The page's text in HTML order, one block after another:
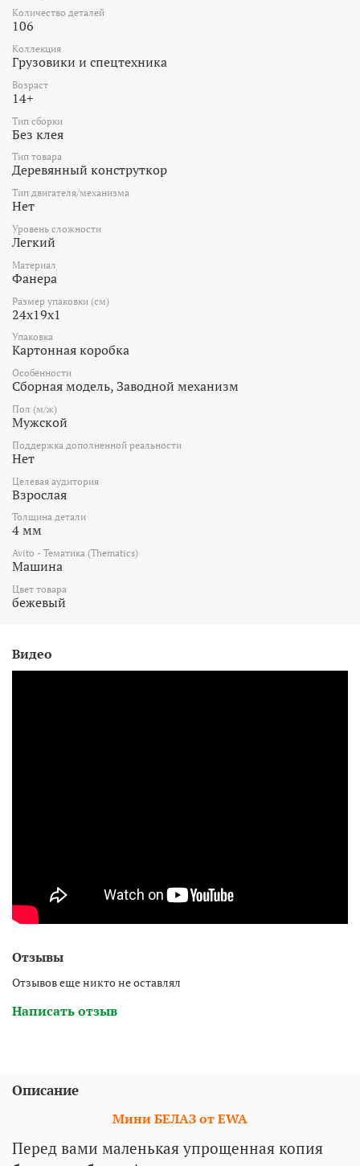
Количество деталей
106
Коллекция
Грузовики и спецтехника
Возраст
14+
Тип сборки
Без клея
Тип товара
Деревянный конструткор
Тип двигателя/механизма
Нет
Уровень сложности
Легкий
Материал
Фанера
Размер упаковки (см)
24x19x1
Упаковка
Картонная коробка
Особенности
Сборная модель, Заводной механизм
Пол (м/ж)
Мужской
Поддержка дополненной реальности
Нет
Целевая аудитория
Взрослая
Толщина детали
4 мм
Avito - Тематика (Thematics)
Машина
Цвет товара
бежевый
Видео
Отзывы
Отзывов еще никто не оставлял
Написать отзыв
Описание
Мини БЕЛАЗ от EWA
Перед вами маленькая упрощенная копия